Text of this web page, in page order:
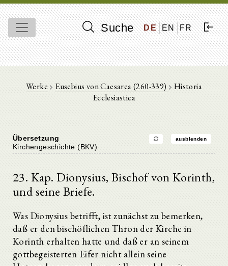
Suche DE EN FR
Werke Eusebius von Caesarea (260-339)
Historia
Ecclesiastica
Übersetzung ausblenden
Kirchengeschichte (BKV)
23. Kap. Dionysius, Bischof von Korinth,
und seine Briefe.
Was Dionysius betrifft, ist zunächst zu bemerken,
daß er den bischöflichen Thron der Kirche in
Korinth erhalten hatte und daß er an seinem
gottbegeisterten Eifer nicht allein seine